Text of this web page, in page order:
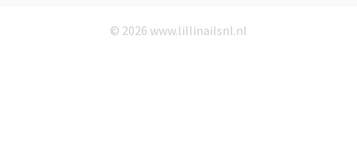
© 2026 www.lillinailsnl.nl